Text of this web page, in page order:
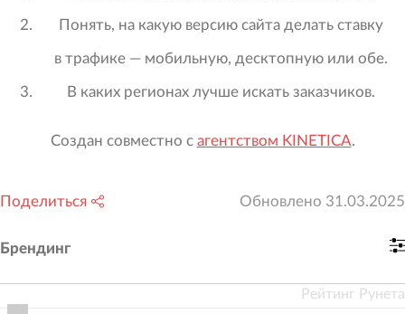
Понять, на какую версию сайта делать ставку
в трафике — мобильную, десктопную или обе.
В каких регионах лучше искать заказчиков.
Создан совместно с агентством KINETICA.
Поделиться Обновлено 31.03.2025
Брендинг
Рейтинг Рунета